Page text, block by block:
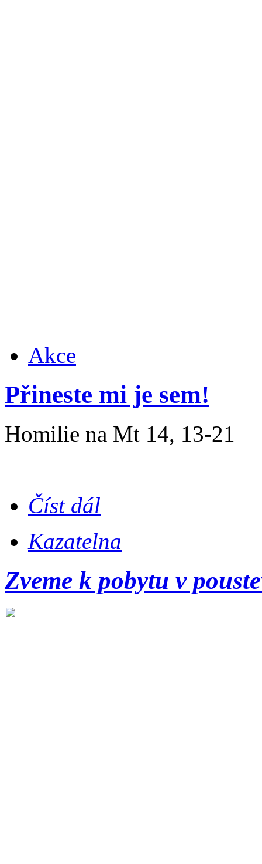
Akce
Přineste mi je sem!
Homilie na Mt 14, 13-21
Číst dál
Kazatelna
Zveme k pobytu v